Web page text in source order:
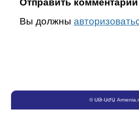
Вы должны
©ՍԹ-ՍԺԱ